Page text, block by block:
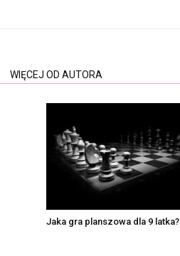
WIĘCEJ OD AUTORA
Jaka gra planszowa dla 9 latka?